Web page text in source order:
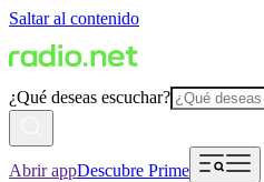
Saltar al contenido
¿Qué deseas escuchar?
Abrir appDescubre Prime